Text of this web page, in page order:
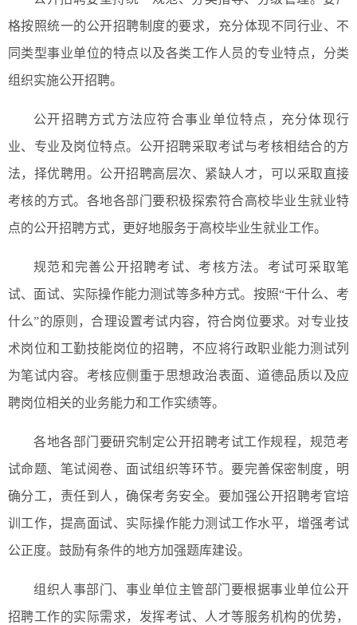
格按照统一的公开招聘制度的要求，充分体现不同行业、不
同类型事业单位的特点以及各类工作人员的专业特点，分类
组织实施公开招聘。
公开招聘方式方法应符合事业单位特点，充分体现行
业、专业及岗位特点。公开招聘采取考试与考核相结合的方
法，择优聘用。公开招聘高层次、紧缺人才，可以采取直接
考核的方式。各地各部门要积极探索符合高校毕业生就业特
点的公开招聘方式，更好地服务于高校毕业生就业工作。
规范和完善公开招聘考试、考核方法。考试可采取笔
试、面试、实际操作能力测试等多种方式。按照“干什么、考
什么”的原则，合理设置考试内容，符合岗位要求。对专业技
术岗位和工勤技能岗位的招聘，不应将行政职业能力测试列
为笔试内容。考核应侧重于思想政治表面、道德品质以及应
聘岗位相关的业务能力和工作实绩等。
各地各部门要研究制定公开招聘考试工作规程，规范考
试命题、笔试阅卷、面试组织等环节。要完善保密制度，明
确分工，责任到人，确保考务安全。要加强公开招聘考官培
训工作，提高面试、实际操作能力测试工作水平，增强考试
公正度。鼓励有条件的地方加强题库建设。
组织人事部门、事业单位主管部门要根据事业单位公开
招聘工作的实际需求，发挥考试、人才等服务机构的优势，